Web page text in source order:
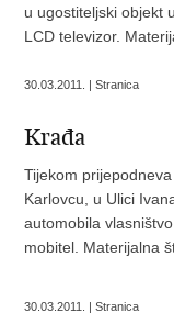
u ugostiteljski objekt
LCD televizor.
30.03.2011. | Stranica
Krađa
Tijekom
Karlovcu, u Ulici
automobila
mobitel. Materijalna
30.03.2011. | Stranica